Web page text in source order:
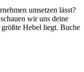
umsetzen lässt?
schauen wir uns deine
Hebel liegt. Buche